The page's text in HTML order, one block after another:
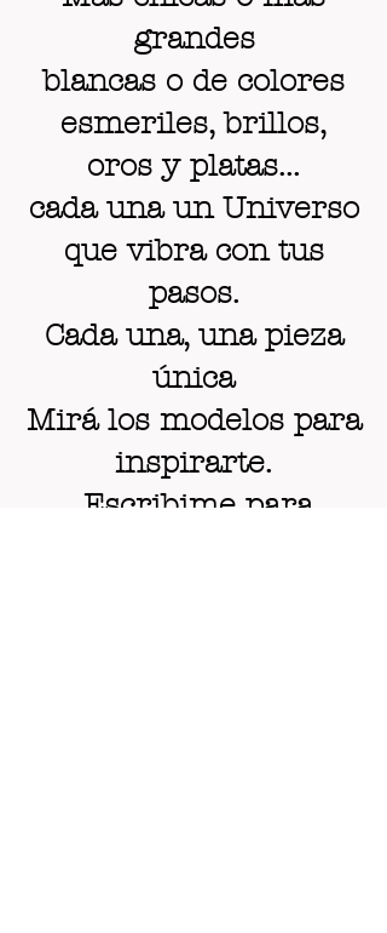
grandes
blancas o de colores
esmeriles, brillos,
oros y platas...
cada una un Universo
que vibra con tus
pasos.
Cada una, una pieza
única
Mirá los modelos para
inspirarte.
Escribime para